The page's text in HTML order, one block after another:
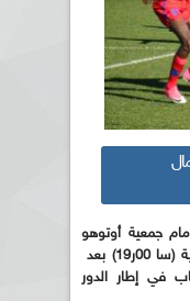
جمعية أوتوهو
في إطار الدور